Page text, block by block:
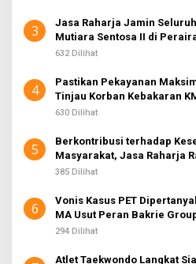
3
Jasa Raharja Jamin
Mutiara Sentosa II di
632 Dilihat
4
Pastikan Pekayanan
Tinjau Korban Kebakaran
630 Dilihat
5
Berkontribusi terhadap
Masyarakat, Jasa Raharja
Transportasi Indonesia
385 Dilihat
6
Vonis Kasus PET
MA Usut Peran Bakrie
294 Dilihat
Atlet Taekwondo Langkat